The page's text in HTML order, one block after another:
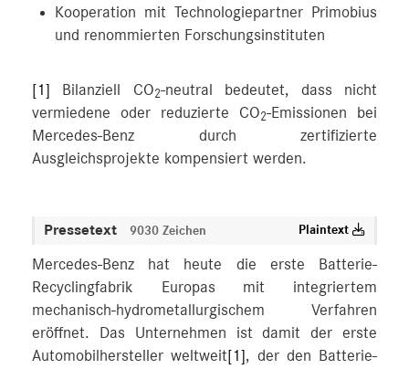
Kooperation mit Technologiepartner Primobius
und renommierten Forschungsinstituten
[1] Bilanziell CO2-neutral bedeutet, dass nicht
vermiedene oder reduzierte CO2-Emissionen bei
Mercedes-Benz durch zertifizierte
Ausgleichsprojekte kompensiert werden.
Pressetext 9030 Zeichen Plaintext
Mercedes-Benz hat heute die erste Batterie-
Recyclingfabrik Europas mit integriertem
mechanisch-hydrometallurgischem Verfahren
eröffnet. Das Unternehmen ist damit der erste
Automobilhersteller weltweit[1], der den Batterie-